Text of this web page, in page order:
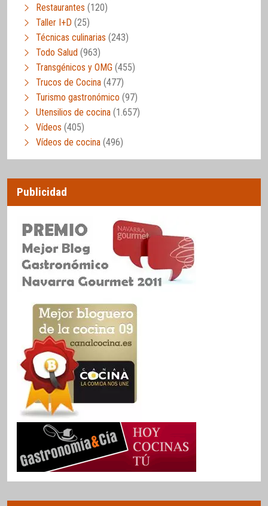
Restaurantes (120)
Taller I+D (25)
Técnicas culinarias (243)
Todo Salud (963)
Transgénicos y OMG (455)
Trucos de Cocina (477)
Turismo gastronómico (97)
Utensilios de cocina (1.657)
Vídeos (405)
Vídeos de cocina (496)
Publicidad